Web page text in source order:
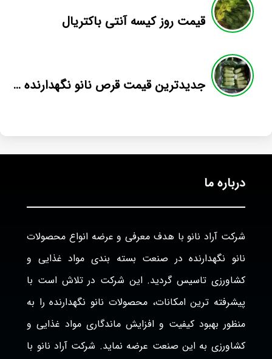
قیمت روز کیسه آنتی باکتریال
جدیدترین قیمت قرص نانو نگهدارنده در بازار
درباره ما
شرکت آراد نانو با هدف معرفی و عرضه انواع محصولات
نانو نگهدارنده در صنعت بسته بندی مواد غذایی و
کشاورزی تاسیس گردید. این شرکت در تلاش است با
پیشرفته ترین امکانات، محصولات نانو نگهدارنده را به
منظور بهبود کیفیت و افزایش ماندگاری مواد غذایی و
کشاورزی به این صنعت عرضه نماید. شرکت آراد نانو با